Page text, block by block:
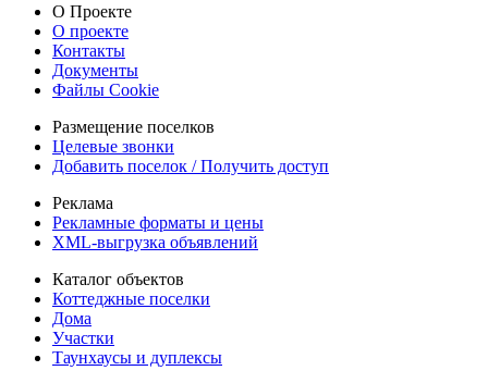
О Проекте
О проекте
Контакты
Документы
Файлы Cookie
Размещение поселков
Целевые звонки
Добавить поселок / Получить доступ
Реклама
Рекламные форматы и цены
XML-выгрузка объявлений
Каталог объектов
Коттеджные поселки
Дома
Участки
Таунхаусы и дуплексы